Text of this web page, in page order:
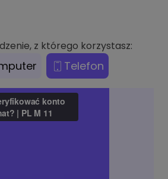
z którego korzystasz:
Telefon